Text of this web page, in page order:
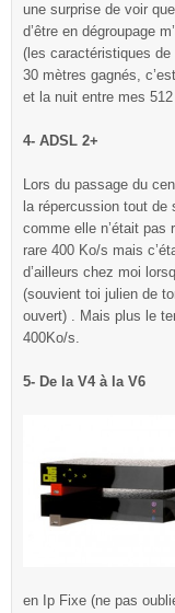
une surprise de voir
d’être en dégroupage
(les caractéristiques de
30 mètres gagnés,
et la nuit entre mes
4- ADSL 2+
Lors du passage du
la répercussion tout
comme elle n’était pas
rare 400 Ko/s mais
d’ailleurs chez moi
(souvient toi julien de
ouvert) . Mais plus le
400Ko/s.
5- De la V4 à la V6
en Ip Fixe (ne pas